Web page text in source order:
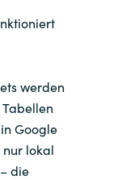
werden
Google
nur lokal
die